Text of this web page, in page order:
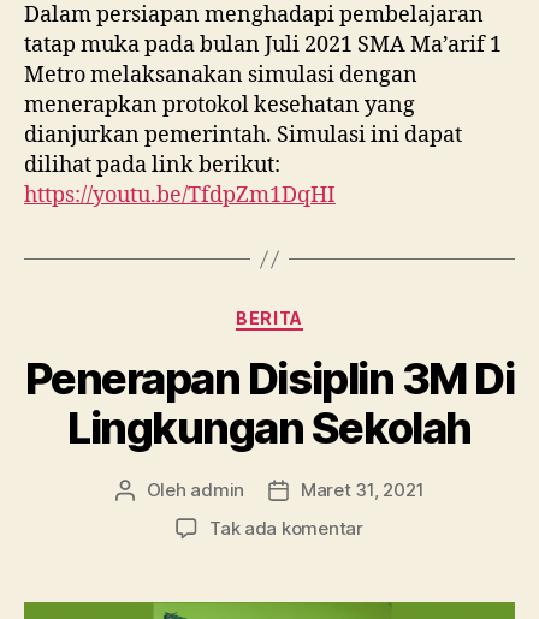
Dalam persiapan menghadapi pembelajaran
tatap muka pada bulan Juli 2021 SMA Ma’arif 1
Metro melaksanakan simulasi dengan
menerapkan protokol kesehatan yang
dianjurkan pemerintah. Simulasi ini dapat
dilihat pada link berikut:
https://youtu.be/TfdpZm1DqHI
Kategori
BERITA
Penerapan Disiplin 3M Di
Lingkungan Sekolah
Penulis
artikel
Oleh admin
Tanggal
artikel
Maret 31, 2021
Tak ada komentarpada
3M